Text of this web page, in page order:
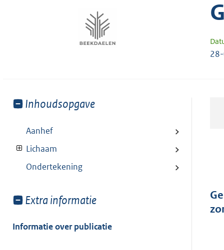
Toon
van:
Inhoudsopgave
Aanhef
Lichaam
Ondertekening
Toon
van:
Extra informatie
Informatie over publicatie